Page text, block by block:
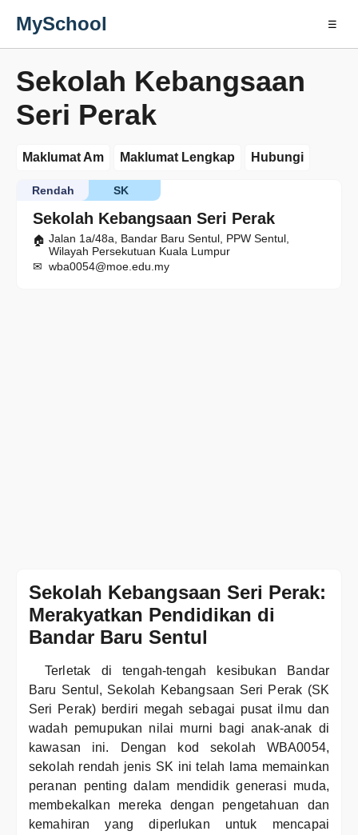
MySchool ☰
Sekolah Kebangsaan
Seri Perak
Maklumat Am Maklumat Lengkap Hubungi
Sekolah Kebangsaan Seri Perak
SK
Rendah
Jalan 1a/48a, Bandar Baru Sentul, PPW Sentul,
Wilayah Persekutuan Kuala Lumpur
wba0054@moe.edu.my
Sekolah Kebangsaan Seri Perak:
Merakyatkan Pendidikan di
Bandar Baru Sentul
Terletak di tengah-tengah kesibukan Bandar
Baru Sentul, Sekolah Kebangsaan Seri Perak (SK
Seri Perak) berdiri megah sebagai pusat ilmu dan
wadah pemupukan nilai murni bagi anak-anak di
kawasan ini. Dengan kod sekolah WBA0054,
sekolah rendah jenis SK ini telah lama memainkan
peranan penting dalam mendidik generasi muda,
membekalkan mereka dengan pengetahuan dan
kemahiran yang diperlukan untuk mencapai